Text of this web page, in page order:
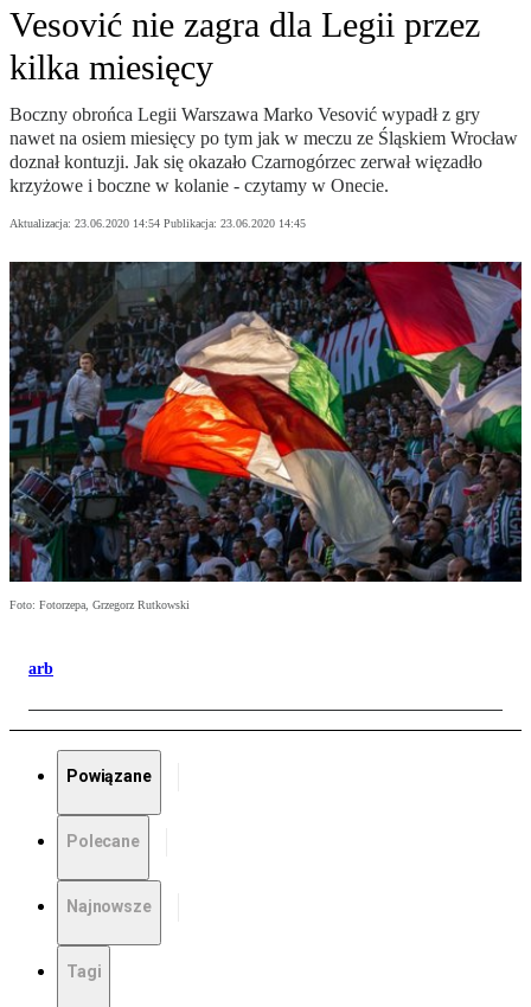
Vesović nie zagra dla Legii przez
kilka miesięcy
Boczny obrońca Legii Warszawa Marko Vesović wypadł z gry
nawet na osiem miesięcy po tym jak w meczu ze Śląskiem Wrocław
doznał kontuzji. Jak się okazało Czarnogórzec zerwał więzadło
krzyżowe i boczne w kolanie - czytamy w Onecie.
Aktualizacja: 23.06.2020 14:54 Publikacja: 23.06.2020 14:45
Foto: Fotorzepa, Grzegorz Rutkowski
arb
Powiązane
Polecane
Najnowsze
Tagi